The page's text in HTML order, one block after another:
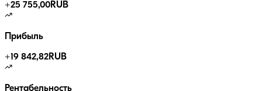
+25 755,00RUB
Прибыль
+19 842,82RUB
Рентабельность